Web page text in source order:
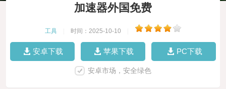
加速器外国免费
工具 时间：2025-10-10
安卓下载 苹果下载 PC下载
安卓市场，安全绿色